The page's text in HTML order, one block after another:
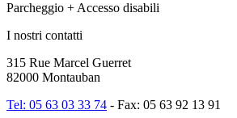
Parcheggio + Accesso disabili
I nostri contatti
315 Rue Marcel Guerret
82000 Montauban
Tel: 05 63 03 33 74 - Fax: 05 63 92 13 91